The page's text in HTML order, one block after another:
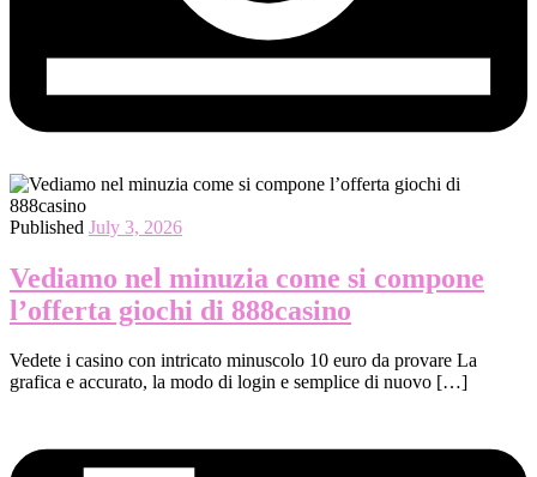
Published July 3, 2026
Vediamo nel minuzia come si compone
l’offerta giochi di 888casino
Vedete i casino con intricato minuscolo 10 euro da provare La
grafica e accurato, la modo di login e semplice di nuovo […]